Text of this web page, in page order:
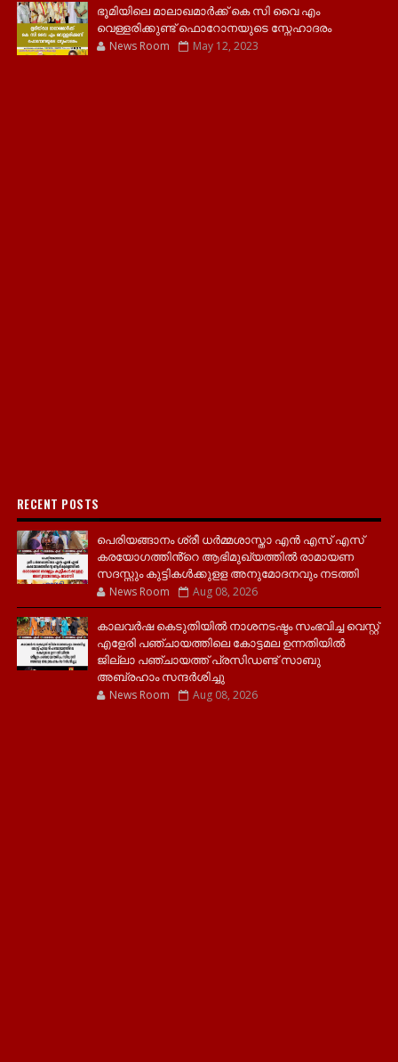
ഭൂമിയിലെ മാലാഖമാർക്ക് കെ സി വൈ എം
വെള്ളരിക്കുണ്ട് ഫൊറോനയുടെ സ്നേഹാദരം
News Room May 12, 2023
RECENT POSTS
പെരിയങ്ങാനം ശ്രീ ധർമ്മശാസ്താ എൻ എസ് എസ്
കരയോഗത്തിൻ്റെ ആഭിമുഖ്യത്തിൽ രാമായണ
സദസ്സും കുട്ടികൾക്കുളള അനുമോദനവും നടത്തി
News Room Aug 08, 2026
കാലവർഷ കെടുതിയിൽ നാശനടഷ്ടം സംഭവിച്ച വെസ്റ്റ്
എളേരി പഞ്ചായത്തിലെ കോട്ടമല ഉന്നതിയിൽ
ജില്ലാ പഞ്ചായത്ത് പ്രസിഡണ്ട് സാബു
അബ്രഹാം സന്ദര്‍ശിച്ചു
News Room Aug 08, 2026